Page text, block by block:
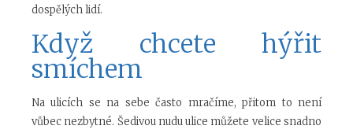
dospělých lidí.
Když chcete hýřit
smíchem
Na ulicích se na sebe často mračíme, přitom to není
vůbec nezbytné. Šedivou nudu ulice můžete velice snadno